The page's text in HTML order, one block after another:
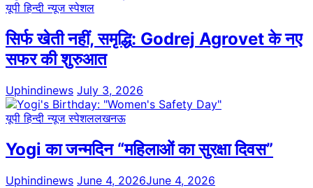
यूपी हिन्दी न्यूज स्पेशल
सिर्फ खेती नहीं, समृद्धि: Godrej Agrovet के नए
सफर की शुरुआत
Uphindinews July 3, 2026
यूपी हिन्दी न्यूज स्पेशललखनऊ
Yogi का जन्मदिन “महिलाओं का सुरक्षा दिवस”
Uphindinews June 4, 2026June 4, 2026